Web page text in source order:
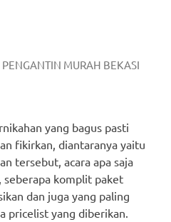
MURAH BEKASI
yang bagus pasti
fikirkan, diantaranya yaitu
tersebut, acara apa saja
seberapa komplit paket
dan juga yang paling
pricelist yang diberikan.